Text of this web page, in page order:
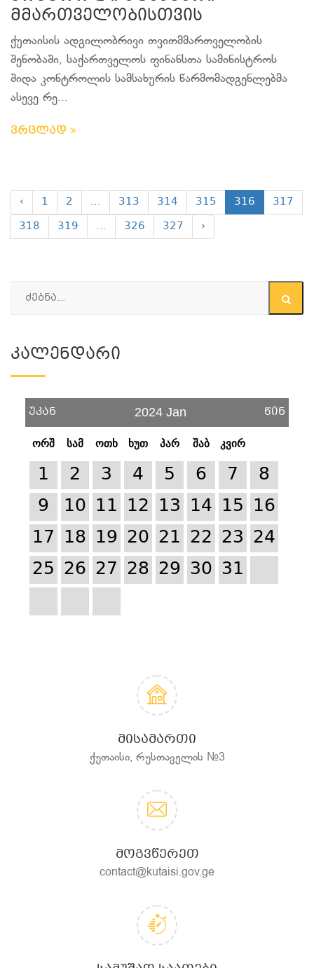
მმართველობისთვის
ქუთაისის ადგილობრივი თვითმმართველობის
შენობაში, საქართველოს ფინანსთა სამინისტროს
შიდა კონტროლის სამსახურის წარმომადგენლებმა
ასევე რე...
ვრცლად
‹ 1 2 ... 313 314 315 316
317
318
319 ... 326 327 ›
Კალენდარი
უკან 2024 Jan წინ
ორშ სამ ოთხ ხუთ პარ შაბ კვირ
1 2 3 4 5 6 7
8
9
10 11 12 13 14 15 16
17 18 19 20 21 22 23 24
25 26 27 28 29 30 31
ᲛᲘᲡᲐᲛᲐᲠᲗᲘ
ქუთაისი, რუსთაველის №3
ᲛᲝᲒᲕᲬᲔᲠᲔᲗ
contact@kutaisi.gov.ge